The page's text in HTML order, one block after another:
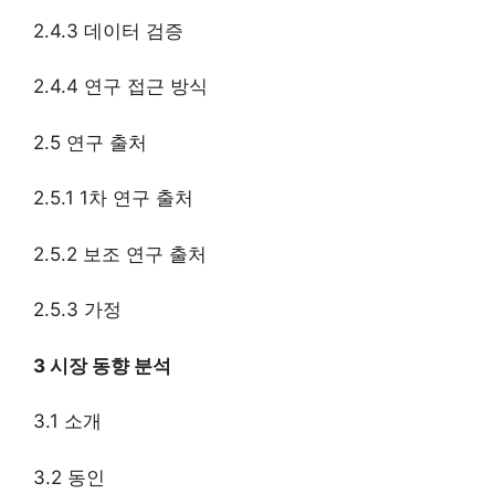
2.4.3 데이터 검증
2.4.4 연구 접근 방식
2.5 연구 출처
2.5.1 1차 연구 출처
2.5.2 보조 연구 출처
2.5.3 가정
3 시장 동향 분석
3.1 소개
3.2 동인